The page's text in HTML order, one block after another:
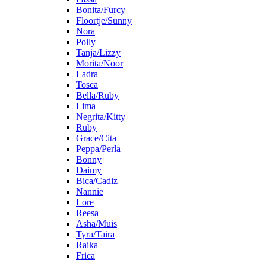
Bonita/Furcy
Floortje/Sunny
Nora
Polly
Tanja/Lizzy
Morita/Noor
Ladra
Tosca
Bella/Ruby
Lima
Negrita/Kitty
Ruby
Grace/Cita
Peppa/Perla
Bonny
Daimy
Bica/Cadiz
Nannie
Lore
Reesa
Asha/Muis
Tyra/Taira
Raika
Frica